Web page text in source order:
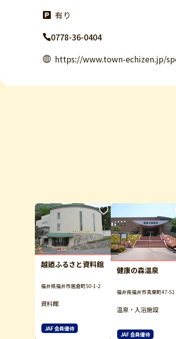
有り
0778-36-0404
https://www.town-echizen.jp/
越廼ふるさと資料館
福井県福井市居倉町50-1-2
資料館
JAF 会員優待
健康の森温泉
福井県福井市真栗町47-51
温泉・入浴施設
JAF 会員優待